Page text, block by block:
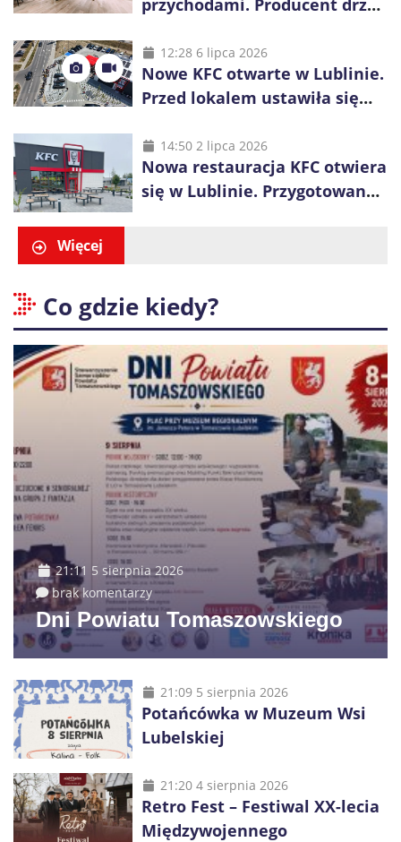
inwestycje
12:28 6 lipca 2026
Nowe KFC otwarte w Lublinie.
Przed lokalem ustawiła się
14:50 2 lipca 2026
Nowa restauracja KFC otwiera
się w Lublinie. Przygotowano
Więcej
Co gdzie kiedy?
21:11 5 sierpnia 2026
brak komentarzy
Dni Powiatu Tomaszowskiego
21:09 5 sierpnia 2026
Potańcówka w Muzeum Wsi
Lubelskiej
21:20 4 sierpnia 2026
Retro Fest – Festiwal XX-lecia
Międzywojennego